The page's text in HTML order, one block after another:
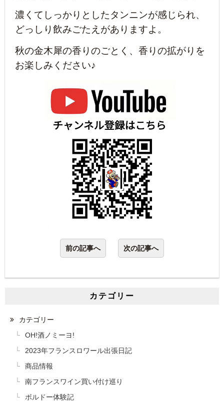
濃くてしっかりとしたタンニンが感じられ、
どっしり飲みごたえがありますよ。
秋の金木犀の香りのごとく、香りの拡がりを
お楽しみください♪
前の記事へ 次の記事へ
カテゴリー
カテゴリー
OH!酒ノミーヨ!
2023年フランスロワール出張日記
商品情報
南フランスワイン買い付け巡り
ボルドー体験記